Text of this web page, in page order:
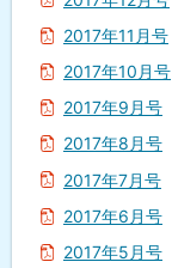
2017年11月号
2017年10月号
2017年9月号
2017年8月号
2017年7月号
2017年6月号
2017年5月号